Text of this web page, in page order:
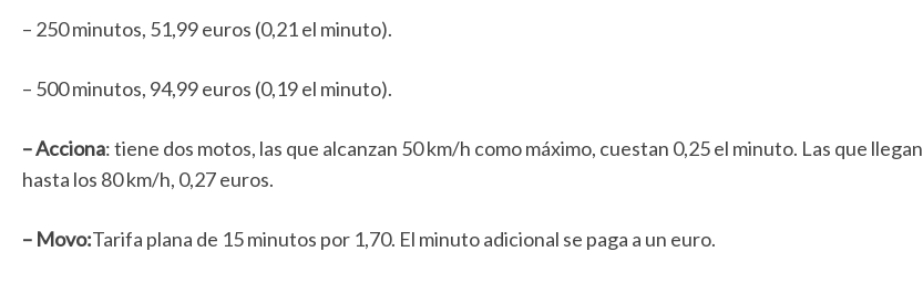
– 250 minutos, 51,99 euros (0,21 el minuto).
– 500 minutos, 94,99 euros (0,19 el minuto).
– Acciona: tiene dos motos, las que alcanzan 50 km/h como máximo, cuestan 0,25 el minuto. Las que llegan
hasta los 80 km/h, 0,27 euros.
– Movo:Tarifa plana de 15 minutos por 1,70. El minuto adicional se paga a un euro.